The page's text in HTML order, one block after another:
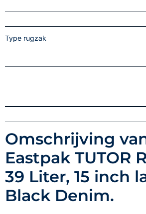
Type rugzak
Omschrijving
Eastpak TUTOR
39 Liter, 15 inch
Black Denim.